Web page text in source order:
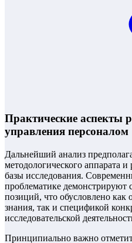
Практические аспекты
управления персоналом
Дальнейший анализ
методологического аппарата
базы исследования.
проблематике демонстрируют
позиций, что обусловлено
знания, так и спецификой
исследовательской
Принципиально важно